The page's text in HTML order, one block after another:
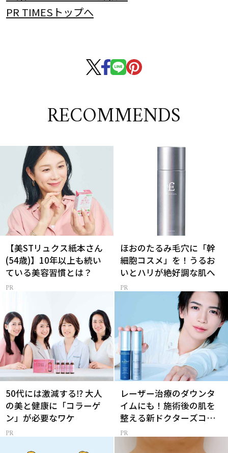
PR TIMESトップへ
RECOMMENDS
【美STリュクス紙本さん
(54歳)】10年以上も続い
ている美容習慣とは？
ほおのたるみ毛穴に「幹
細胞コスメ」を！うるお
いとハリが絶好調な肌へ
50代には激減する⁉ 大人
の美と健康に「コラーゲ
ン」が必要なワケ
レーザー治療のダウンタ
イムにも！施術後の肌を
整える新ドクターズコス
メ